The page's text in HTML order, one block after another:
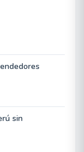
sin